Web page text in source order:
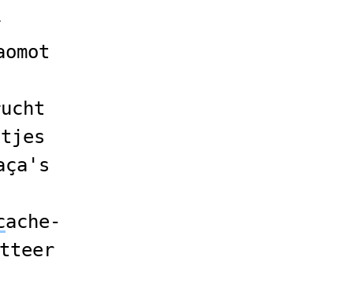
ache-